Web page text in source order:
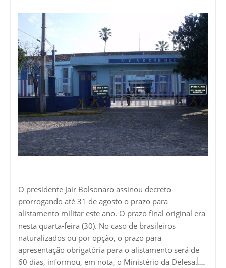
O presidente Jair Bolsonaro assinou decreto
prorrogando até 31 de agosto o prazo para
alistamento militar este ano. O prazo final original era
nesta quarta-feira (30). No caso de brasileiros
naturalizados ou por opção, o prazo para
apresentação obrigatória para o alistamento será de
60 dias, informou, em nota, o Ministério da Defesa.